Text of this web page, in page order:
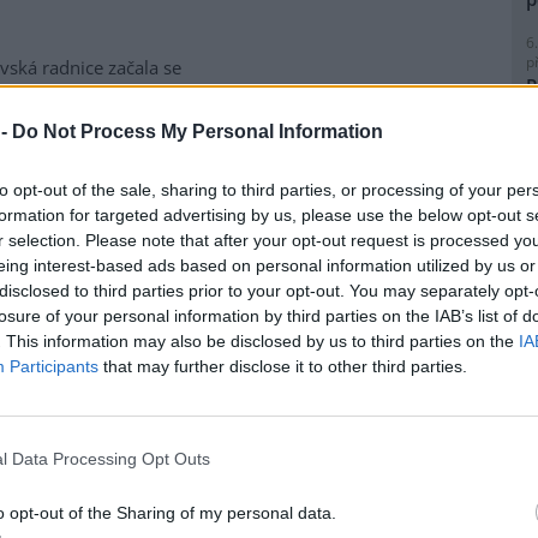
Do Not Process My Personal Information
opt-out of the sale, sharing to third parties, or processing of your
for targeted advertising by us, please use the below opt-out
selection. Please note that after your opt-out request is processed
interest-based ads based on personal information utilized by us
to third parties prior to your opt-out. You may separately
of your personal information by third parties on the IAB’s list of
This information may also be disclosed by us to third parties on the
Participants that may further disclose it to other third parties.
Data Processing Opt Outs
opt-out of the Sharing of my personal data.
radnice začala se
likvidací bolševníku
který patří k
invazním
ve Slezské Ostravě letos
kombinuje chemické i
Gabriela Pokorná.
výrobu nového
Škoda Auto zahájila ve
hlavním závodě v Mladé
sériovou výrobu nového
Jde o největší vůz v